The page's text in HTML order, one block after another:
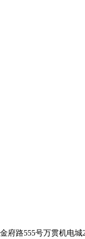
路555号万贯机电城